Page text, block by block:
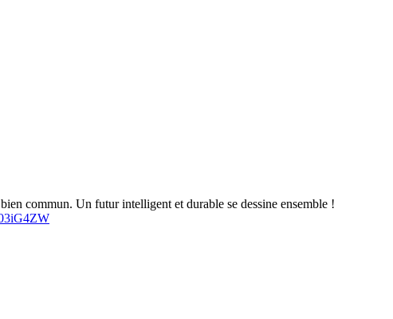
commun. Un futur intelligent et durable se dessine ensemble !